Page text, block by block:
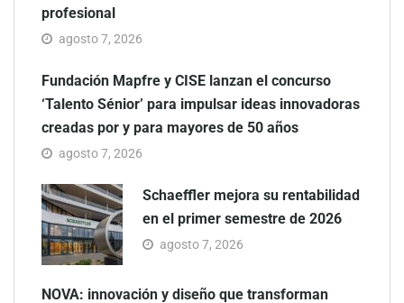
profesional
agosto 7, 2026
Fundación Mapfre y CISE lanzan el concurso
‘Talento Sénior’ para impulsar ideas innovadoras
creadas por y para mayores de 50 años
agosto 7, 2026
Schaeffler mejora su rentabilidad
en el primer semestre de 2026
agosto 7, 2026
NOVA: innovación y diseño que transforman